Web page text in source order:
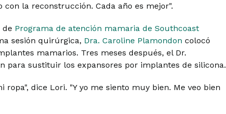
la reconstrucción. Cada año es mejor".
de Programa de atención mamaria de Southcoast
sesión quirúrgica, Dra. Caroline Plamondon colocó
mamarios. Tres meses después, el Dr.
para sustituir los expansores por implantes de silicona.
dice Lori. "Y yo me siento muy bien. Me veo bien